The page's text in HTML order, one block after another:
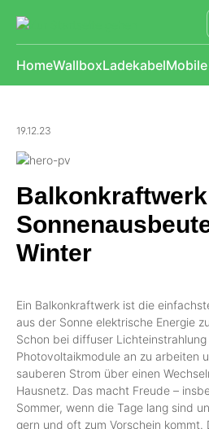
springen
HomeWallboxLadekabel
19.12.23
Winter
Ein Balkonkraftwerk ist die
aus der Sonne elektrische Energie
Schon bei diffuser
Photovoltaikmodule an zu arbeiten
sauberen Strom über einen
Hausnetz. Das macht Freude –
Sommer, wenn die Tage lang sind
gern und oft zum Vorschein kommt.